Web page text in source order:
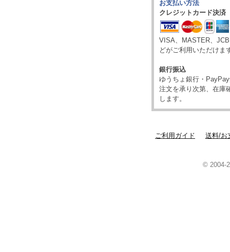
お支払い方法
クレジットカード決済
VISA、MASTER、
どがご利用いただけま
銀行振込
ゆうちょ銀行・
注文を承り次第、在庫
します。
ご利用ガイド 送料/お
© 2004-